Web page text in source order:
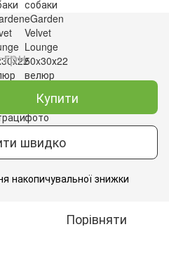
Купити
швидко
накопичувальної знижки
Порівняти